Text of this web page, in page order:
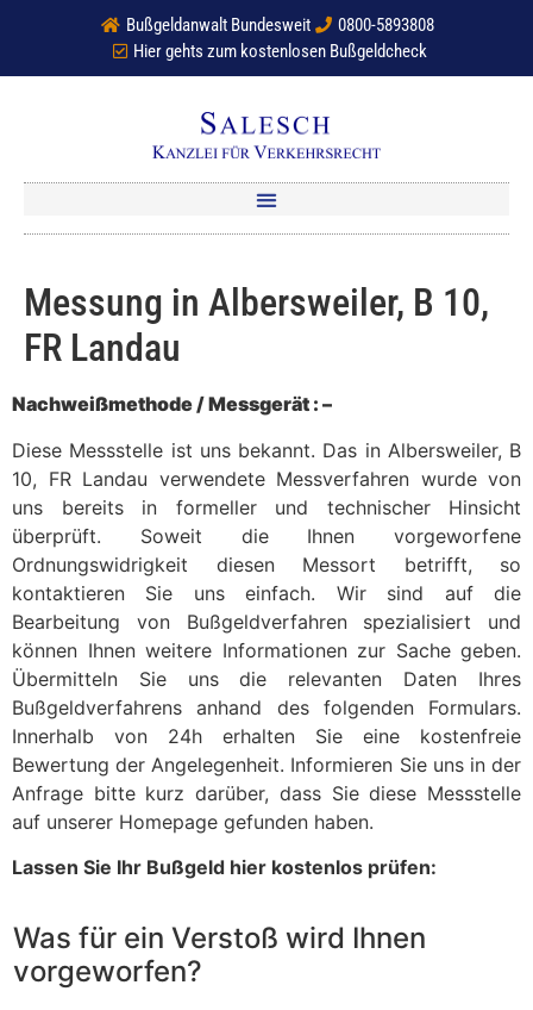
Bußgeldanwalt Bundesweit
0800-5893808
Hier gehts zum kostenlosen Bußgeldcheck
Messung in Albersweiler, B 10,
FR Landau
Nachweißmethode / Messgerät : –
Diese Messstelle ist uns bekannt. Das in Albersweiler, B
10, FR Landau verwendete Messverfahren wurde von
uns bereits in formeller und technischer Hinsicht
überprüft. Soweit die Ihnen vorgeworfene
Ordnungswidrigkeit diesen Messort betrifft, so
kontaktieren Sie uns einfach. Wir sind auf die
Bearbeitung von Bußgeldverfahren spezialisiert und
können Ihnen weitere Informationen zur Sache geben.
Übermitteln Sie uns die relevanten Daten Ihres
Bußgeldverfahrens anhand des folgenden Formulars.
Innerhalb von 24h erhalten Sie eine kostenfreie
Bewertung der Angelegenheit. Informieren Sie uns in der
Anfrage bitte kurz darüber, dass Sie diese Messstelle
auf unserer Homepage gefunden haben.
Lassen Sie Ihr Bußgeld hier kostenlos prüfen:
Was für ein Verstoß wird Ihnen
vorgeworfen?